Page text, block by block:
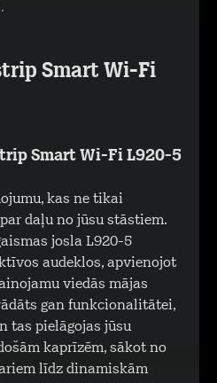
Smart Wi-Fi
Smart Wi-Fi L920-5
kas ne tikai
daļu no jūsu stāstiem.
josla L920-5
audeklos, apvienojot
viedās mājas
gan funkcionalitātei,
tas pielāgojas jūsu
kaprīzēm, sākot no
līdz dinamiskām